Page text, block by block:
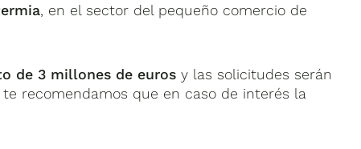
, en el sector del pequeño comercio de
de 3 millones de eurosy las solicitudes serán
recomendamos que en caso de interés la